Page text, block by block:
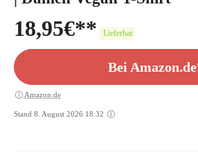
18,95€ Lieferbar
Bei
Amazon.de
Stand 8. August 2026 18:32